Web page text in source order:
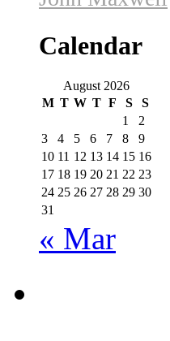
Calendar
August 2026
M T W T F S
S
1
2
3
4 5 6 7 8
9
10 11 12 13 14 15 16
17 18 19 20 21 22 23
24 25 26 27 28 29 30
31
« Mar